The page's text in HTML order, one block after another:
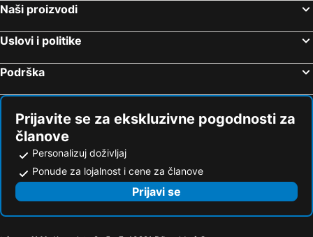
Naši proizvodi
Uslovi i politike
Podrška
Prijavite se za ekskluzivne pogodnosti za
članove
Personalizuj doživljaj
Ponude za lojalnost i cene za članove
Prijavi se